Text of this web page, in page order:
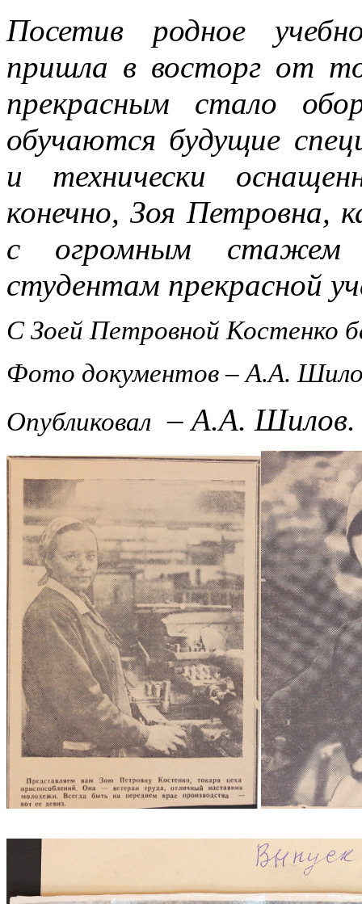
Посетив родное
пришла в восторг от
прекрасным стало
обучаются будущие
и технически
конечно, Зоя Петровна,
с огромным стажем
студентам прекрасной
С Зоей Петровной Костенко
Фото документов – А.А.
Опубликовал – А.А. Шилов.